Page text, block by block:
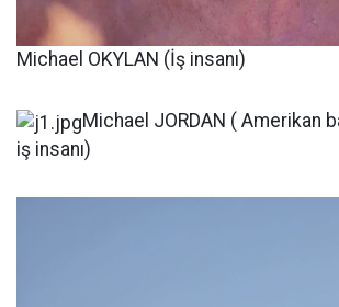
Michael OKYLAN (İş insanı)
Michael JORDAN ( Amerikan
iş insanı)